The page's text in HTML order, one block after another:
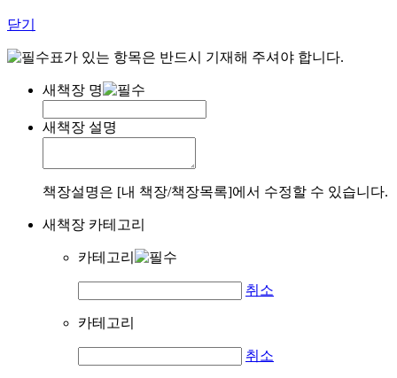
닫기
표가 있는 항목은 반드시 기재해 주셔야 합니다.
새책장 명
새책장 설명
책장설명은 [내 책장/책장목록]에서 수정할 수 있습니다.
새책장 카테고리
카테고리
취소
카테고리
취소